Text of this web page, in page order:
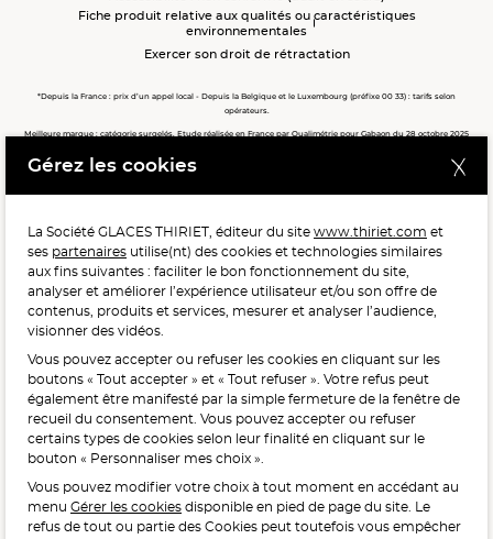
Fiche produit relative aux qualités ou caractéristiques
environnementales
Exercer son droit de rétractation
*Depuis la France : prix d’un appel local - Depuis la Belgique et le Luxembourg (préfixe 00 33) : tarifs selon
opérateurs.
Meilleure marque : catégorie surgelés. Etude réalisée en France par Qualimétrie pour Gabaon du 28 octobre 2025
Meilleure chaîne de magasins, Meilleur e-commerçant, Meilleure relation clients : catégorie surgelés. Étude
POUR VOTRE SANTÉ, MANGEZ AU MOINS CINQ FRUITS ET
LÉGUMES PAR JOUR.WWW.MANGERBOUGER.FR
L'abus d'alcool est dangereux pour la santé, à consommer
avec modération.
Interdiction de vente de boissons alcooliques
Gérez les cookies
La Société GLACES THIRIET, éditeur du site www.thiriet.com et
ses partenaires utilise(nt) des cookies et technologies similaires
aux fins suivantes : faciliter le bon fonctionnement du site,
analyser et améliorer l’expérience utilisateur et/ou son offre de
contenus, produits et services, mesurer et analyser l’audience,
visionner des vidéos.
Vous pouvez accepter ou refuser les cookies en cliquant sur les
boutons « Tout accepter » et « Tout refuser ». Votre refus peut
également être manifesté par la simple fermeture de la fenêtre de
recueil du consentement. Vous pouvez accepter ou refuser
certains types de cookies selon leur finalité en cliquant sur le
bouton « Personnaliser mes choix ».
Vous pouvez modifier votre choix à tout moment en accédant au
menu Gérer les cookies disponible en pied de page du site. Le
refus de tout ou partie des Cookies peut toutefois vous empêcher